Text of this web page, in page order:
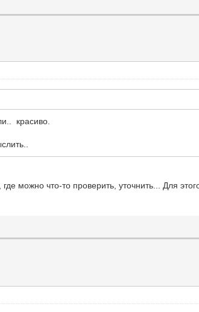
красиво.
можно что-то проверить, уточнить... Для